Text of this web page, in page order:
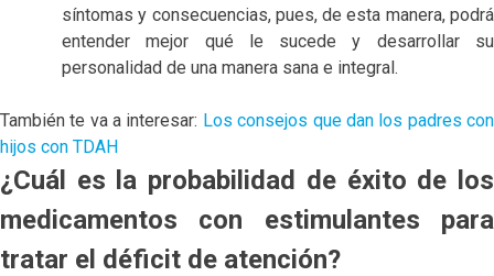
síntomas y consecuencias, pues, de esta manera, podrá
entender mejor qué le sucede y desarrollar su
personalidad de una manera sana e integral.
También te va a interesar: Los consejos que dan los padres con
hijos con TDAH
¿Cuál es la probabilidad de éxito de los
medicamentos con estimulantes para
tratar el déficit de atención?